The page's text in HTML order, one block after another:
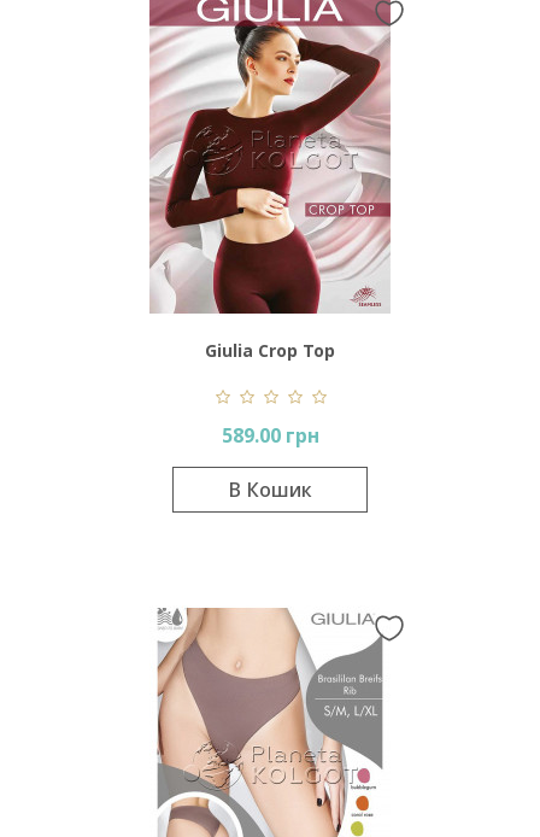
Giulia Crop Top
589.00 грн
В Кошик